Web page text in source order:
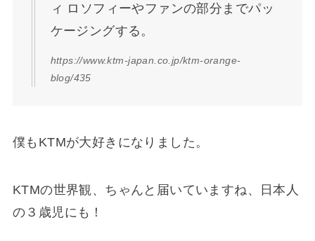
ィ ロソフィーやファンの部分までパッ
ケージングする。
https://www.ktm-japan.co.jp/ktm-orange-
blog/435
僕もKTMが大好きになりました。
KTMの世界観、ちゃんと届いていますね、日本人
の３歳児にも！